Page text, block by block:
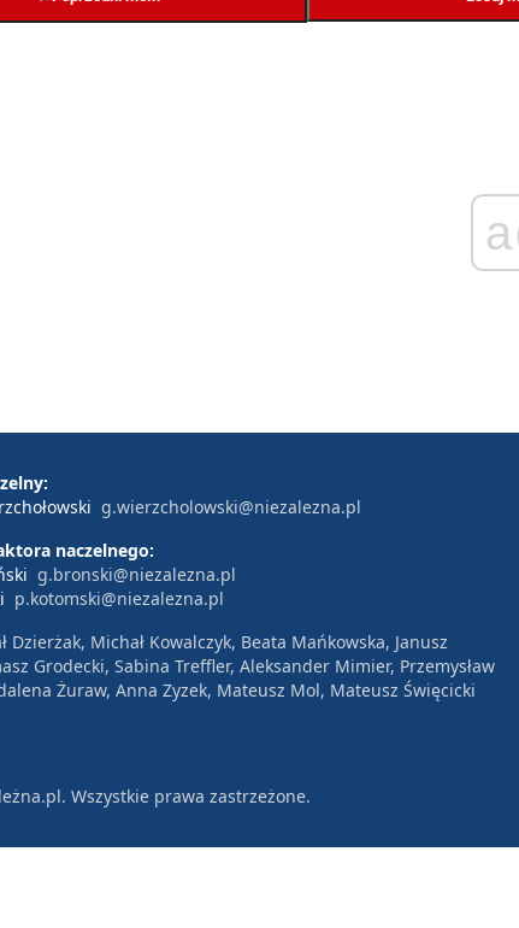
g.wierzcholowski@niezalezna.pl
naczelnego:
g.bronski@niezalezna.pl
p.kotomski@niezalezna.pl
Dzierżak, Michał Kowalczyk, Beata Mańkowska, Janusz
Grodecki, Sabina Treffler, Aleksander Mimier, Przemysław
Żuraw, Anna Zyzek, Mateusz Mol, Mateusz Święcicki
Wszystkie prawa zastrzeżone.